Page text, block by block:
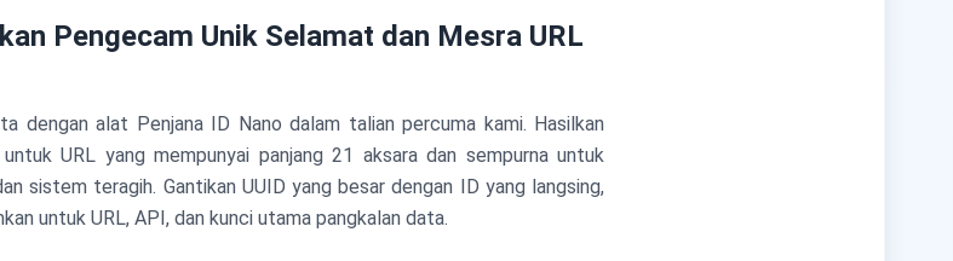
Pengecam Unik Selamat dan Mesra URL
dengan alat Penjana ID Nano dalam talian percuma kami. Hasilkan
URL yang mempunyai panjang 21 aksara dan sempurna untuk
sistem teragih. Gantikan UUID yang besar dengan ID yang langsing,
untuk URL, API, dan kunci utama pangkalan data.